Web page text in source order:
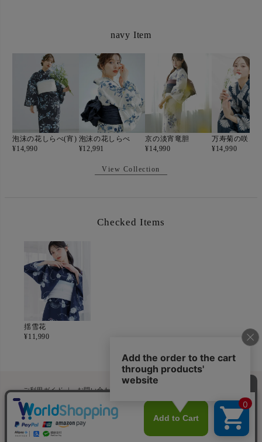
navy Item
泡沫の花しらべ(宵)
¥14,990
泡沫の花しらべ
¥12,991
京の淡宵竜胆
¥14,990 ¥14,990
View Collection
Checked Items
揺雪花
¥11,990
ジト
ップ
へ
ご利用ガイド ｜ お問い合わせフォーム
特定商取引法に基づく表記 ｜ 会社概要